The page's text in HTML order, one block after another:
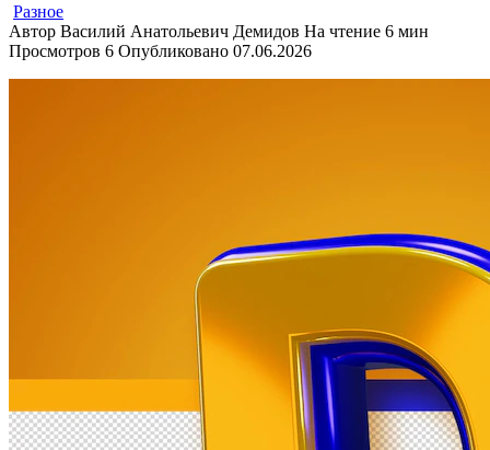
Разное
Автор Василий Анатольевич Демидов На чтение 6 мин
Просмотров 6 Опубликовано 07.06.2026